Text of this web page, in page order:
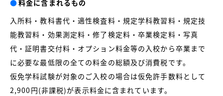
●料金に含まれるもの
入所料・教科書代・適性検査料・規定学科教習料・規定技
能教習料・効果測定料・修了検定料・卒業検定料・写真
代・証明書交付料・オプション料金等の入校から卒業まで
に必要な最低限の全ての料金の総額及び消費税です。
仮免学科試験が対象のご入校の場合は仮免許手数料として
2,900円(非課税)が表示料金に含まれています。